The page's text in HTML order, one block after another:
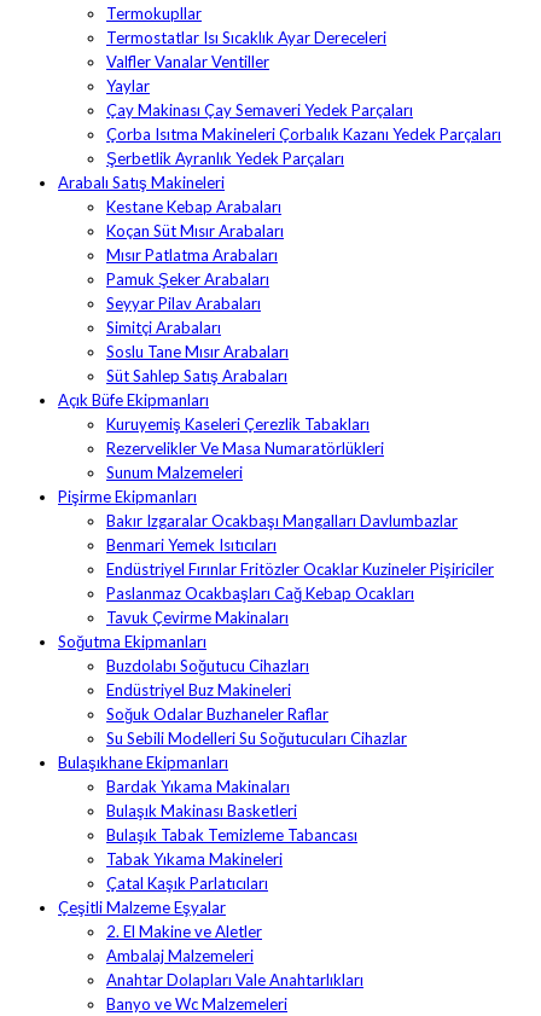
Termokupllar
Termostatlar Isı Sıcaklık Ayar Dereceleri
Valfler Vanalar Ventiller
Yaylar
Çay Makinası Çay Semaveri Yedek Parçaları
Çorba Isıtma Makineleri Çorbalık Kazanı Yedek Parçaları
Şerbetlik Ayranlık Yedek Parçaları
Arabalı Satış Makineleri
Kestane Kebap Arabaları
Koçan Süt Mısır Arabaları
Mısır Patlatma Arabaları
Pamuk Şeker Arabaları
Seyyar Pilav Arabaları
Simitçi Arabaları
Soslu Tane Mısır Arabaları
Süt Sahlep Satış Arabaları
Açık Büfe Ekipmanları
Kuruyemiş Kaseleri Çerezlik Tabakları
Rezervelikler Ve Masa Numaratörlükleri
Sunum Malzemeleri
Pişirme Ekipmanları
Bakır Izgaralar Ocakbaşı Mangalları Davlumbazlar
Benmari Yemek Isıtıcıları
Endüstriyel Fırınlar Fritözler Ocaklar Kuzineler Pişiriciler
Paslanmaz Ocakbaşları Cağ Kebap Ocakları
Tavuk Çevirme Makinaları
Soğutma Ekipmanları
Buzdolabı Soğutucu Cihazları
Endüstriyel Buz Makineleri
Soğuk Odalar Buzhaneler Raflar
Su Sebili Modelleri Su Soğutucuları Cihazlar
Bulaşıkhane Ekipmanları
Bardak Yıkama Makinaları
Bulaşık Makinası Basketleri
Bulaşık Tabak Temizleme Tabancası
Tabak Yıkama Makineleri
Çatal Kaşık Parlatıcıları
Çeşitli Malzeme Eşyalar
2. El Makine ve Aletler
Ambalaj Malzemeleri
Anahtar Dolapları Vale Anahtarlıkları
Banyo ve Wc Malzemeleri